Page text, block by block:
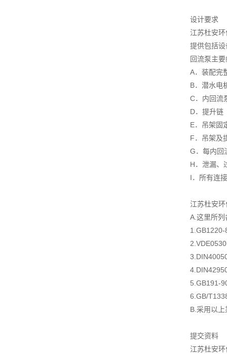
设计要求
江苏杜安
提供包括
回流泵主
A．装配完
B．潜水电
C．内回流
D．提升链
E．吊架固
F．吊架及
G．每内回
H．泄漏、
I．所有连
江苏杜安
A.这里所
1.GB1220-
5.GB191-
6.GB/
B.采用以
提交资料
江苏杜安